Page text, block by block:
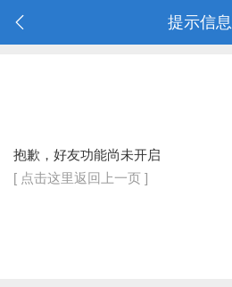
提示信息
抱歉，好友功能尚未开启
[ 点击这里返回上一页 ]